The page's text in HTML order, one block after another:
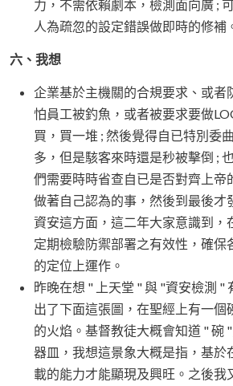
力，不需依賴劇本，檢測面向廣 ;
人為疏忽的設定錯誤做即時的修補
六、我想
企業基於主機關的合規要求、或者
怕員工被釣魚，或者被要求要做
買，買一堆 ; 然後覺得自已特別委
多，但是駭客來時還是秒被擊倒 ;
們需要時時省查自已是否對齊上帝
做著自己認為的事，然後到最後才
資安這方面，這二年大家意識到，
定期檢驗防禦部署之有效性，確保
的定位上運作。
昨晚在想 " 上天堂 " 與 "資安檢測 "
出了下面這張圖，在聖經上有一個
的火焰。基督教徒大概會知道 " 碗
器皿，我想這景象大概是指，基於
載的能力才能顯現及興旺。之後我